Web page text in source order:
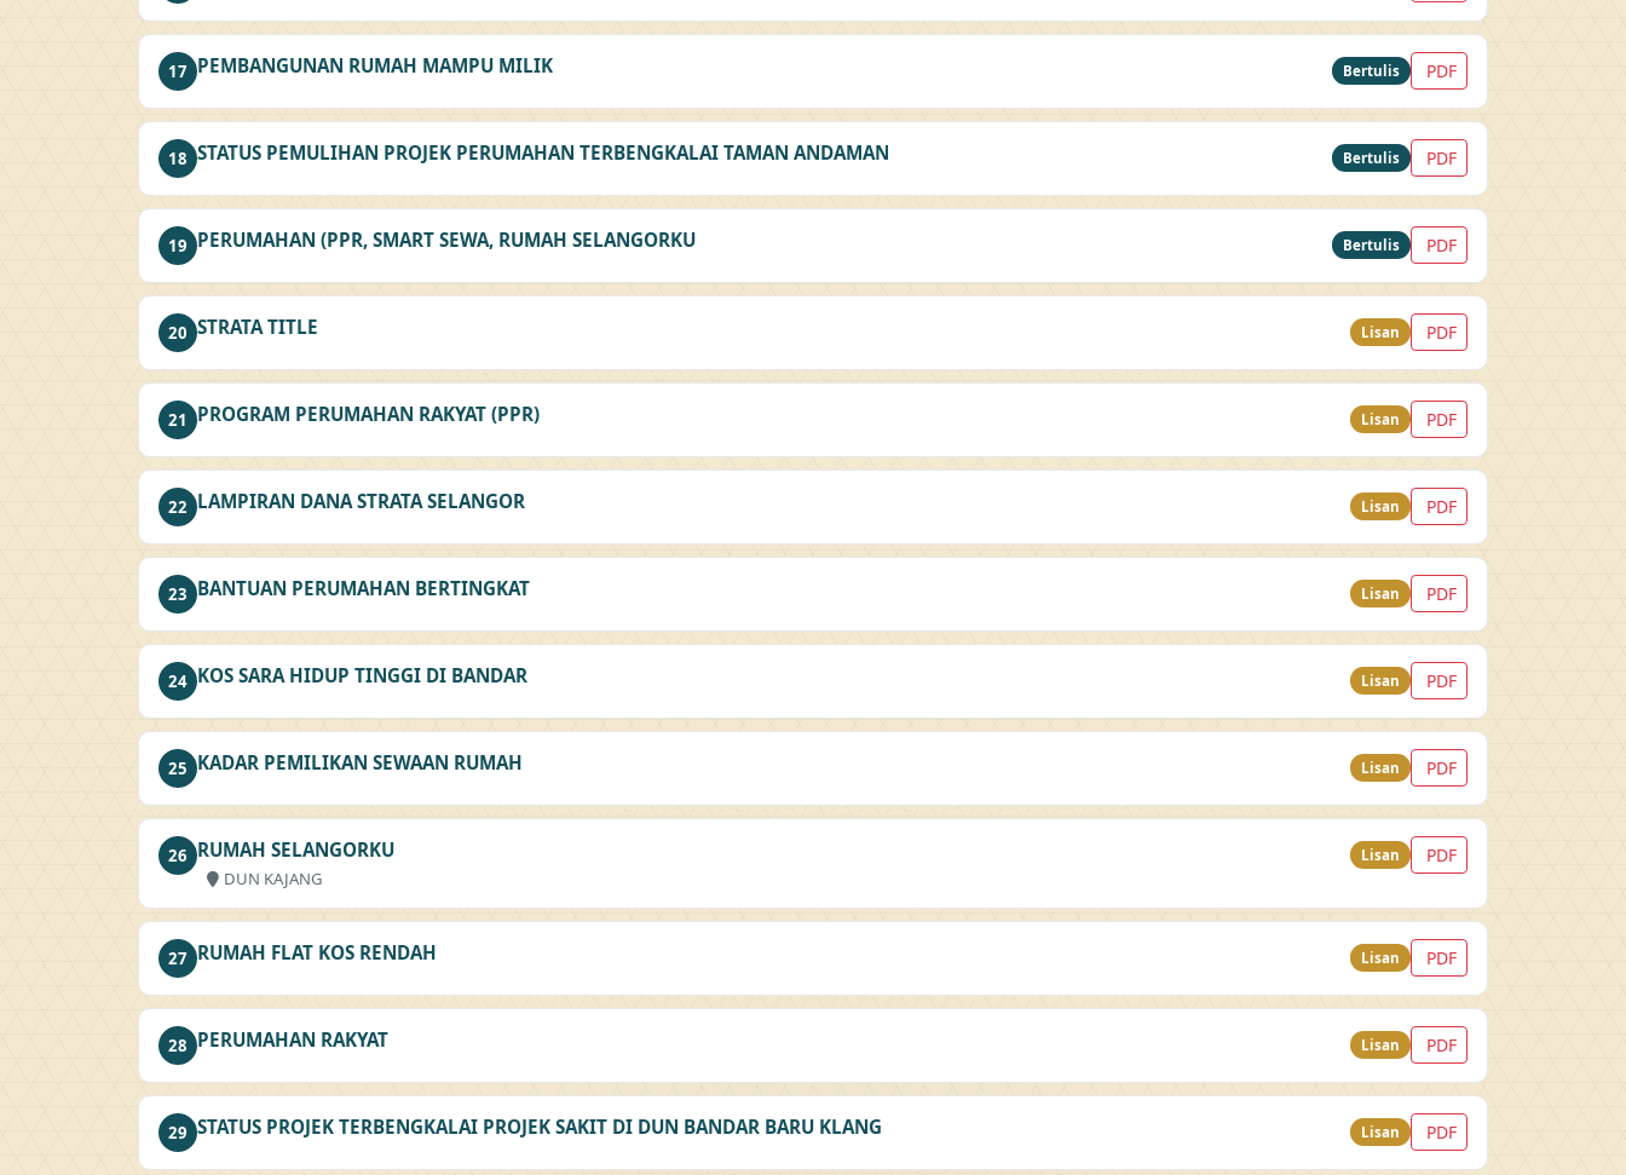
17 PEMBANGUNAN RUMAH MAMPU MILIK Bertulis PDF
18 STATUS PEMULIHAN PROJEK PERUMAHAN TERBENGKALAI TAMAN ANDAMAN Bertulis PDF
19 PERUMAHAN (PPR, SMART SEWA, RUMAH SELANGORKU Bertulis PDF
20 STRATA TITLE Lisan PDF
21 PROGRAM PERUMAHAN RAKYAT (PPR) Lisan PDF
22 LAMPIRAN DANA STRATA SELANGOR Lisan PDF
23 BANTUAN PERUMAHAN BERTINGKAT Lisan PDF
24 KOS SARA HIDUP TINGGI DI BANDAR Lisan PDF
25 KADAR PEMILIKAN SEWAAN RUMAH Lisan PDF
26 RUMAH SELANGORKU
DUN KAJANG
Lisan PDF
27 RUMAH FLAT KOS RENDAH Lisan PDF
28 PERUMAHAN RAKYAT Lisan PDF
29 STATUS PROJEK TERBENGKALAI PROJEK SAKIT DI DUN BANDAR BARU KLANG Lisan PDF